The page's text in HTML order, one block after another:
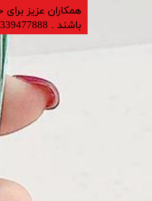
​​​همکاران عزیز
باشند . 09339477888